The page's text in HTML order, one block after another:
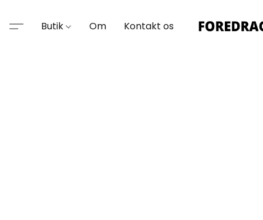
Butik Om Kontakt os